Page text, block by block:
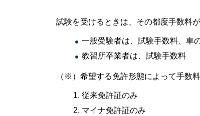
試験を受けるときは、その都度手数料が
一般受験者は、試験手数料、車
教習所卒業者は、試験手数料
（※）希望する免許形態によって手数
従来免許証のみ
マイナ免許証のみ